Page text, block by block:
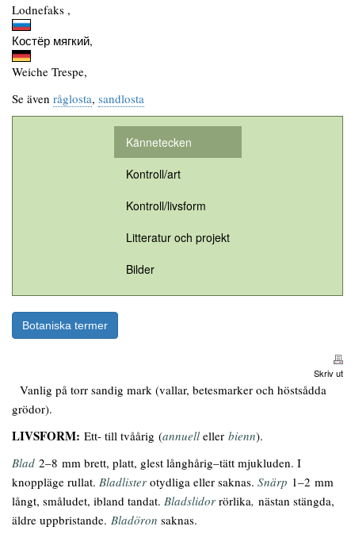
Lodnefaks ,
Костёр мягкий,
Weiche Trespe,
Se även råglosta, sandlosta
Kännetecken
Kontroll/art
Kontroll/livsform
Litteratur och projekt
Bilder
Botaniska termer
Skriv ut
Vanlig på torr sandig mark (vallar, betesmarker och höstsådda
grödor).
LIVSFORM: Ett- till tvåårig (annuell eller bienn).
Blad 2–8 mm brett, platt, glest långhårig–tätt mjukluden. I
knoppläge rullat. Bladlister otydliga eller saknas. Snärp 1–2 mm
långt, småludet, ibland tandat. Bladslidor rörlika, nästan stängda,
äldre uppbristande. Bladöron saknas.